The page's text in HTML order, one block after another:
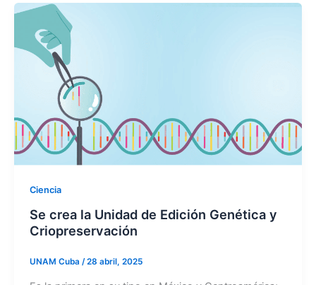
Ciencia
Se crea la Unidad de Edición Genética y
Criopreservación
UNAM Cuba /28 abril, 2025